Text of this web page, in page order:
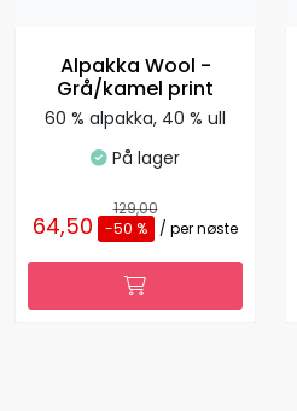
Alpakka Wool -
Grå/kamel print
60 % alpakka, 40 % ull
På lager
129,00
64,50 -50 % / per nøste